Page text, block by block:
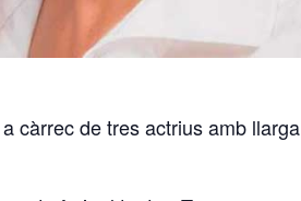
càrrec de tres actrius amb llarga